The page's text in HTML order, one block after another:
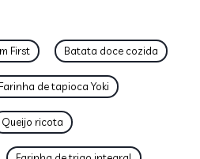
First Batata doce cozida
Farinha de tapioca Yoki
Queijo ricota